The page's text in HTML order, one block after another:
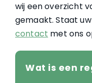
wij een overzicht
gemaakt. Staat
contact met ons
Wat is een